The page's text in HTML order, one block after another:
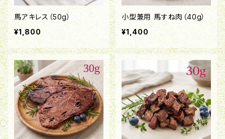
馬アキレス（50g）
¥1,800
小型兼用 馬すね肉（40g）
¥1,400